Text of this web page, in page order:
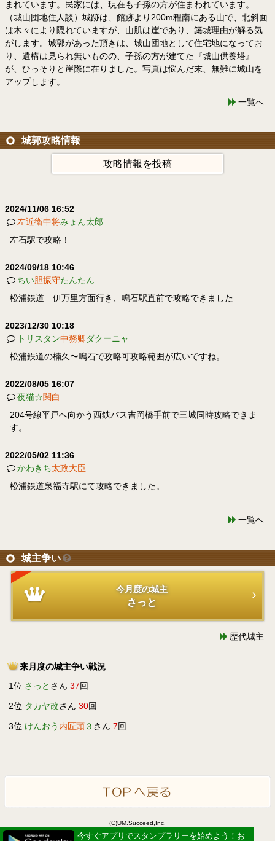
まれています。民家には、現在も子孫の方が住まわれています。
（城山団地住人談）城跡は、館跡より200m程南にある山で、北斜面
は木々により隠れていますが、山肌は崖であり、築城理由が解る気
がします。城郭があった頂きは、城山団地として住宅地になってお
り、遺構は見られ無いものの、子孫の方が建てた『城山供養塔』
が、ひっそりと崖際に在りました。写真は悩んだ末、無難に城山を
アップします。
一覧へ
城郭攻略情報
攻略情報を投稿
2024/11/06 16:52
左近衛中将みょん太郎
左石駅で攻略！
2024/09/18 10:46
ちい胆振守たんたん
松浦鉄道 伊万里方面行き、鳴石駅直前で攻略できました
2023/12/30 10:18
トリスタン中務卿ダクーニャ
松浦鉄道の楠久〜鳴石で攻略可攻略範囲が広いですね。
2022/08/05 16:07
夜猫☆関白
204号線平戸へ向かう西鉄バス吉岡橋手前で三城同時攻略できま
す。
2022/05/02 11:36
かわきち太政大臣
松浦鉄道泉福寺駅にて攻略できました。
一覧へ
城主争い
今月度の城主
さっと
歴代城主
来月度の城主争い戦況
1位 さっと さん 37回
2位 タカヤ改さん 30回
3位 けんおう 内匠頭３ さん 7回
今すぐアプリでスタンプラリーを始めよう！お
(C)UM.Succeed,Inc.
Powered by idea canvas
今すぐアプリでスタンプラリーを始めよう！お